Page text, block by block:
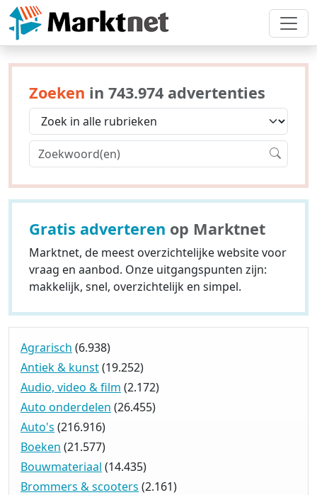
Zoeken in 743.974 advertenties
Gratis adverteren op Marktnet
Marktnet, de meest overzichtelijke website voor
vraag en aanbod. Onze uitgangspunten zijn:
makkelijk, snel, overzichtelijk en simpel.
Agrarisch (6.938)
Antiek & kunst(19.252)
Audio, video & film (2.172)
Auto onderdelen (26.455)
Auto's (216.916)
Boeken (21.577)
Bouwmateriaal (14.435)
Brommers & scooters (2.161)